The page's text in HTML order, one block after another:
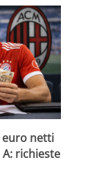
euro netti
richieste